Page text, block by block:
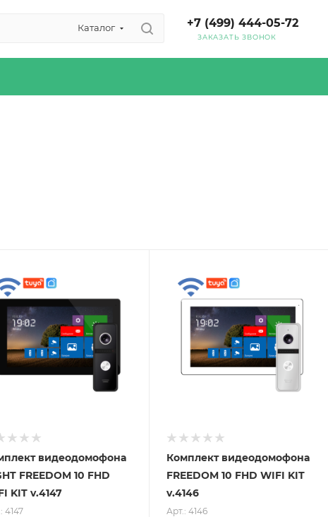
Каталог +7 (499) 444-05-72
ЗАКАЗАТЬ ЗВОНОК
видеодомофона
FREEDOM 10 FHD
KIT v.4147
4147
Комплект видеодомофона
FREEDOM 10 FHD WIFI KIT
v.4146
Арт.: 4146